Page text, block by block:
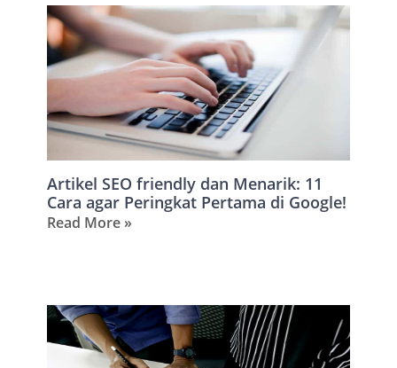
Artikel SEO friendly dan Menarik: 11
Cara agar Peringkat Pertama di Google!
Read More »